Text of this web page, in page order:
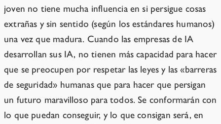
joven no tiene mucha influencia en si persigue cosas
extrañas y sin sentido (según los estándares humanos)
una vez que madura. Cuando las empresas de IA
desarrollan sus IA, no tienen más capacidad para hacer
que se preocupen por respetar las leyes y las «barreras
de seguridad» humanas que para hacer que persigan
un futuro maravilloso para todos. Se conformarán con
lo que puedan conseguir, y lo que consigan será, en